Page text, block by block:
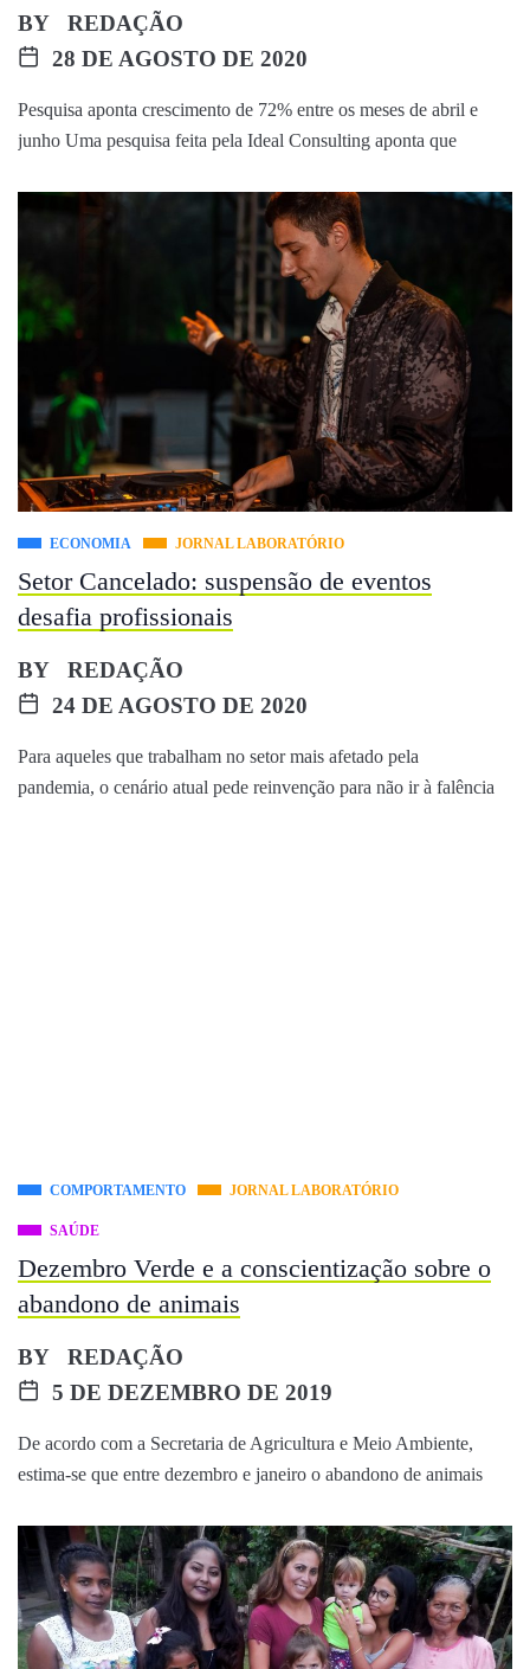
BY
REDAÇÃO
28 DE AGOSTO DE 2020
Pesquisa aponta crescimento de 72% entre os meses de abril e
junho Uma pesquisa feita pela Ideal Consulting aponta que
ECONOMIA JORNAL LABORATÓRIO
Setor Cancelado: suspensão de eventos
desafia profissionais
BY
REDAÇÃO
24 DE AGOSTO DE 2020
Para aqueles que trabalham no setor mais afetado pela
pandemia, o cenário atual pede reinvenção para não ir à falência
COMPORTAMENTO JORNAL LABORATÓRIO
SAÚDE
Dezembro Verde e a conscientização sobre o
abandono de animais
BY
REDAÇÃO
5 DE DEZEMBRO DE 2019
De acordo com a Secretaria de Agricultura e Meio Ambiente,
estima-se que entre dezembro e janeiro o abandono de animais